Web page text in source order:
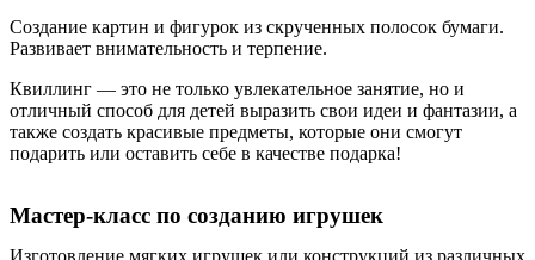
Создание картин и фигурок из скрученных полосок бумаги.
Развивает внимательность и терпение.
Квиллинг — это не только увлекательное занятие, но и
отличный способ для детей выразить свои идеи и фантазии, а
также создать красивые предметы, которые они смогут
подарить или оставить себе в качестве подарка!
Мастер-класс по созданию игрушек
Изготовление мягких игрушек или конструкций из различных